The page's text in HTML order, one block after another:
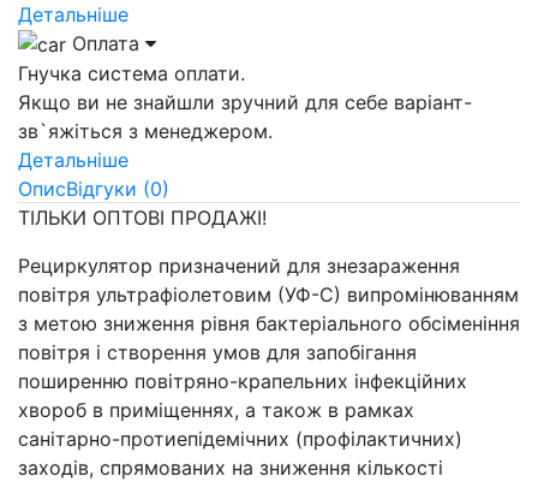
Детальніше
Оплата
Гнучка система оплати.
Якщо ви не знайшли зручний для себе варіант-
зв`яжіться з менеджером.
Детальніше
ОписВідгуки (0)
ТІЛЬКИ ОПТОВІ ПРОДАЖІ!
Рециркулятор призначений для знезараження
повітря ультрафіолетовим (УФ-С) випромінюванням
з метою зниження рівня бактеріального обсіменіння
повітря і створення умов для запобігання
поширенню повітряно-крапельних інфекційних
хвороб в приміщеннях, а також в рамках
санітарно-протиепідемічних (профілактичних)
заходів, спрямованих на зниження кількості